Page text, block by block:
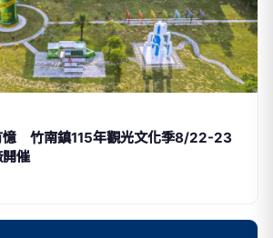
憶 竹南鎮115年觀光文化季8/22-23
催